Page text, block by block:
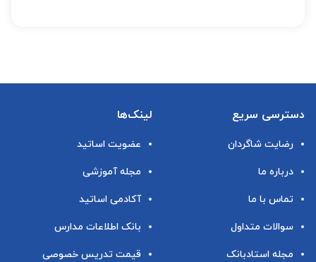
دسترسی سریع
رضایت شاگردان
درباره ما
تماس با ما
سوالات متداول
مجله استادبانک
لینک‌ها
عضویت اساتید
مجله آموزشی
آکادمی اساتید
بانک اطلاعات مدارس
قیمت تدریس خصوصی